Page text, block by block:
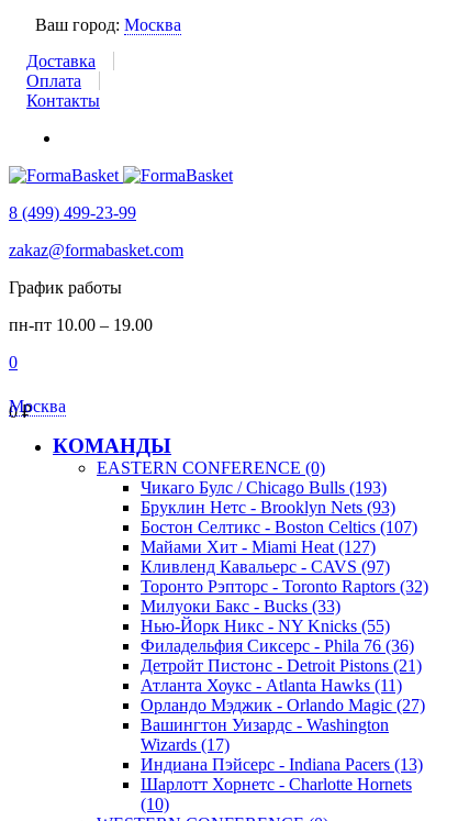
Ваш город: Москва
Доставка
Оплата
Контакты
8 (499) 499-23-99
zakaz@formabasket.com
График работы
пн-пт 10.00 – 19.00
0
0₽
Москва
КОМАНДЫ
EASTERN CONFERENCE (0)
Чикаго Булс / Chicago Bulls (193)
Бруклин Нетс - Brooklyn Nets (93)
Бостон Селтикс - Boston Celtics (107)
Майами Хит - Miami Heat (127)
Кливленд Кавальерс - CAVS (97)
Торонто Рэпторс - Toronto Raptors (32)
Милуоки Бакс - Bucks (33)
Нью-Йорк Никс - NY Knicks (55)
Филадельфия Сиксерс - Phila 76 (36)
Детройт Пистонс - Detroit Pistons (21)
Атланта Хоукс - Atlanta Hawks (11)
Орландо Мэджик - Orlando Magic (27)
Вашингтон Уизардс - Washington
Wizards (17)
Индиана Пэйсерс - Indiana Pacers (13)
Шарлотт Хорнетс - Charlotte Hornets
(10)